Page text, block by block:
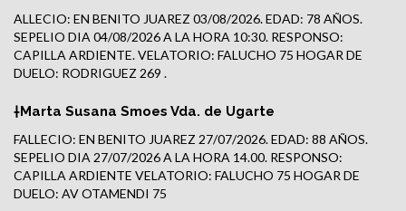
ALLECIO: EN BENITO JUAREZ 03/08/2026. EDAD: 78 AÑOS.
SEPELIO DIA 04/08/2026 A LA HORA 10:30. RESPONSO:
CAPILLA ARDIENTE. VELATORIO: FALUCHO 75 HOGAR DE
DUELO: RODRIGUEZ 269 .
†Marta Susana Smoes Vda. de Ugarte
FALLECIO: EN BENITO JUAREZ 27/07/2026. EDAD: 88 AÑOS.
SEPELIO DIA 27/07/2026 A LA HORA 14.00. RESPONSO:
CAPILLA ARDIENTE VELATORIO: FALUCHO 75 HOGAR DE
DUELO: AV OTAMENDI 75